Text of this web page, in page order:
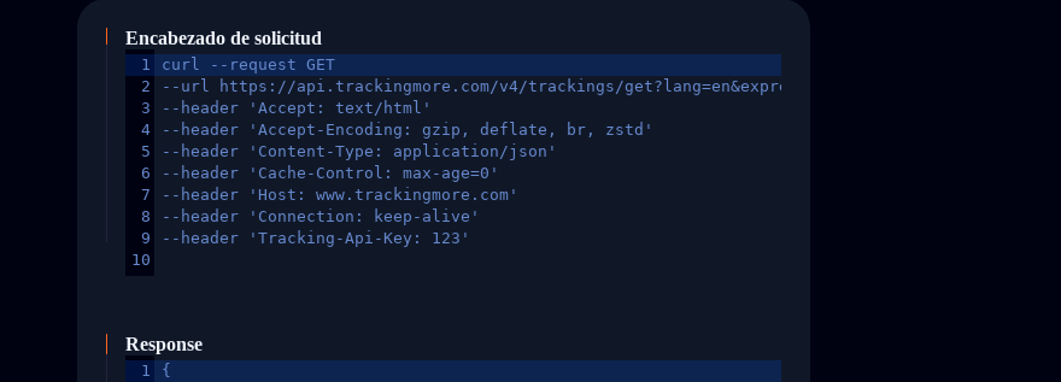
Encabezado de solicitud
1
2
3
4
5
6
7
8
9
10
curl --request GET
--url https://api.trackingmore.com/v4/trackings/get?lang=en&express=ups&tracknumber=1939155131
--header 'Accept: text/html'
--header 'Accept-Encoding: gzip, deflate, br, zstd'
--header 'Content-Type: application/json'
--header 'Cache-Control: max-age=0'
--header 'Host: www.trackingmore.com'
--header 'Connection: keep-alive'
--header 'Tracking-Api-Key: 123'
Response
1
{